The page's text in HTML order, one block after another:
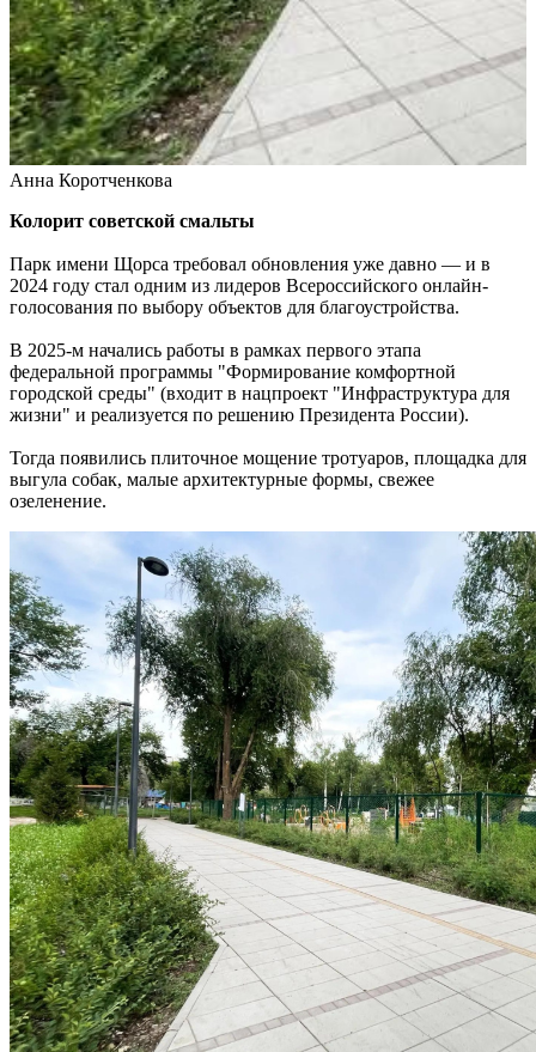
В Красноярском районе проверили безопасность и ремонт в
школах и детсадах
07.08.2026 | 11:31
Жители Отрадного проходят исследования на современном
компьютерном томографе
07.08.2026 | 11:23
В Тольятти изменят схему движения общественного
транспорта до 30 сентября
07.08.2026 | 11:22
Елена Дьякова — об истории создания конкурса компаний
"Достояние губернии"
07.08.2026 | 11:20
Последние жаркие дни лета в Самарской области – в эти
выходные
Вячеслав Федорищев заявил о старте нового сезона
федеральной программы "Мама-предприниматель" в регионе
07.08.2026 | 10:57
На острове Поджабный в Самаре тушили горящий мусор
07.08.2026 | 10:55
Жители Самары рассказали, как проведут остаток лета
07.08.2026 | 10:49
Выставка о Самаре открылась на Тверском бульваре Москвы
В Тольятти стартовал третий день гандбольного турнира
Спартакиады народов России
07.08.2026 | 10:38
Народные приметы на 8 августа 2026 года: что нельзя делать в
этот день
07.08.2026 | 10:21
Пропавшего в Самаре шестиклассника нашли живым спустя 6
дней
07.08.2026 | 10:16
Самарцы рассказали, что считают главным подарком в жизни
07.08.2026 | 09:48
В Самаре 7 августа возможны отключения холодной воды:
адреса
07.08.2026 | 09:34
В Тольятти обновляют спортивные площадки и хоккейные
корты
07.08.2026 | 08:59
День службы специальной связи и информации при ФСО РФ:
какие праздники отмечают 7 августа
07.08.2026 | 08:51
Анна Коротченкова
Колорит советской смальты
Парк имени Щорса требовал обновления уже давно — и в
2024 году стал одним из лидеров Всероссийского онлайн-
голосования по выбору объектов для благоустройства.
В 2025-м начались работы в рамках первого этапа
федеральной программы "Формирование комфортной
городской среды" (входит в нацпроект "Инфраструктура для
жизни" и реализуется по решению Президента России).
Тогда появились плиточное мощение тротуаров, площадка для
выгула собак, малые архитектурные формы, свежее
озеленение.